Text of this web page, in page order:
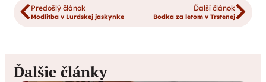
Predošlý článok
Modlitba v Lurdskej jaskynke
Ďalší článok
Bodka za letom v Trstenej
Ďalšie články